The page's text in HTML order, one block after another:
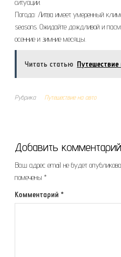
ситуации.
Погода: Литва имеет умеренный
seasons. Ожидайте дождливой и
осенние и зимние месяцы.
Читать статью
Рубрика Путешествие на авто
Добавить комментарий
Ваш адрес email не будет
помечены *
Комментарий *